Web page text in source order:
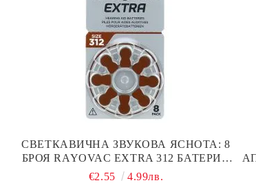
СВЕТКАВИЧНА ЗВУКОВА ЯСНОТА: 8
БРОЯ RAYOVAC EXTRA 312 БАТЕРИИ
ЗА СЛУХОВ АПАРАТ С НАЙ-ДОБРАТА
€2.55 4.99лв.